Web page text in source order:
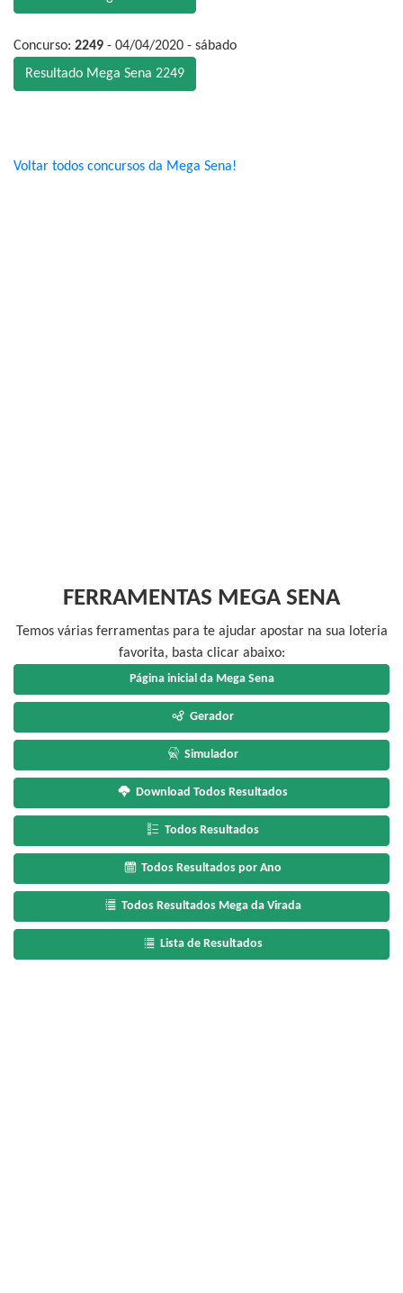
Concurso: 2249 - 04/04/2020 - sábado
Resultado Mega Sena 2249
Voltar todos concursos da Mega Sena!
FERRAMENTAS MEGA SENA
Temos várias ferramentas para te ajudar apostar na sua loteria
favorita, basta clicar abaixo:
Página inicial da Mega Sena
Gerador
Simulador
Download Todos Resultados
Todos Resultados
Todos Resultados por Ano
Todos Resultados Mega da Virada
Lista de Resultados